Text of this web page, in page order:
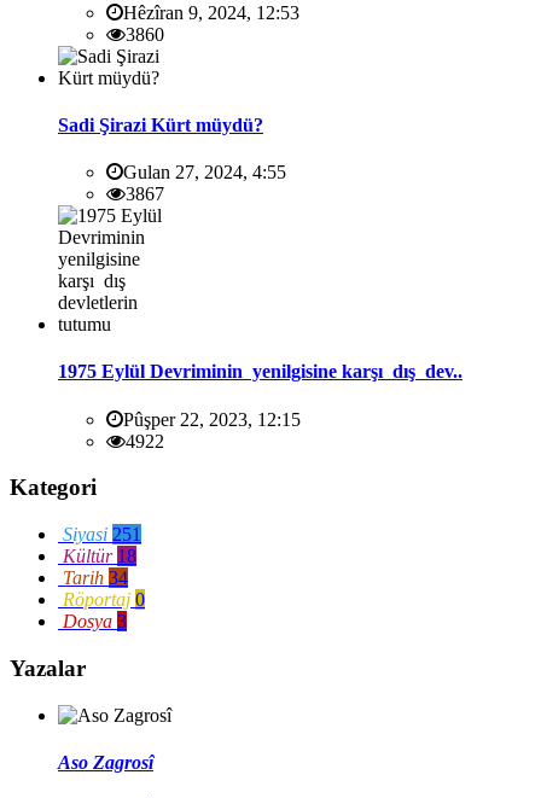
Hêzîran 9, 2024, 12:53
3860
Sadi Şirazi Kürt müydü?
Gulan 27, 2024, 4:55
3867
1975 Eylül Devriminin yenilgisine karşı dış dev..
Pûşper 22, 2023, 12:15
4922
Kategori
Siyasi 251
Kültür 18
Tarih 34
Röportaj 0
Dosya 3
Yazalar
Aso Zagrosî